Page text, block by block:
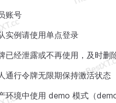
账号
实例请使用单点登录
已经泄露或不再使用，及时删
通行令牌无限期保持激活状态
环境中使用 demo 模式（